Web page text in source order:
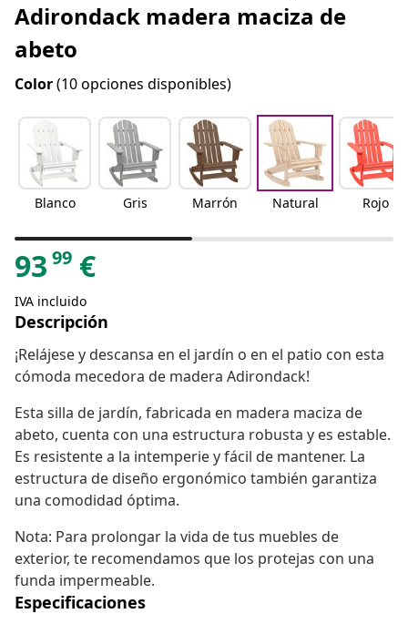
Adirondack madera maciza de
abeto
Color(10 opciones disponibles)
Blanco Gris Marrón Natural Rojo
93 99 €
IVA incluido
Descripción
¡Relájese y descansa en el jardín o en el patio con esta
cómoda mecedora de madera Adirondack!
Esta silla de jardín, fabricada en madera maciza de
abeto, cuenta con una estructura robusta y es estable.
Es resistente a la intemperie y fácil de mantener. La
estructura de diseño ergonómico también garantiza
una comodidad óptima.
Nota: Para prolongar la vida de tus muebles de
exterior, te recomendamos que los protejas con una
funda impermeable.
Especificaciones